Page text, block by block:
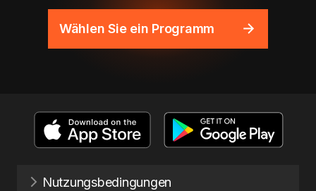
Wählen Sie ein Programm
Nutzungsbedingungen